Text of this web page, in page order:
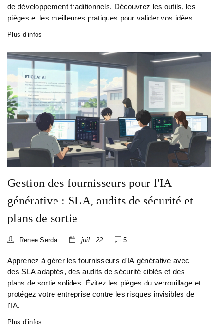
de développement traditionnels. Découvrez les outils, les
pièges et les meilleures pratiques pour valider vos idées
Plus d’infos
Gestion des fournisseurs pour l'IA
générative : SLA, audits de sécurité et
plans de sortie
Renee Serda juil.. 22 5
Apprenez à gérer les fournisseurs d'IA générative avec
des SLA adaptés, des audits de sécurité ciblés et des
plans de sortie solides. Évitez les pièges du verrouillage et
protégez votre entreprise contre les risques invisibles de
l'IA.
Plus d’infos